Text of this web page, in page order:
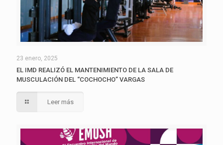
23 enero, 2025
EL IMD REALIZÓ EL MANTENIMIENTO DE LA SALA DE
MUSCULACIÓN DEL “COCHOCHO” VARGAS
Leer más